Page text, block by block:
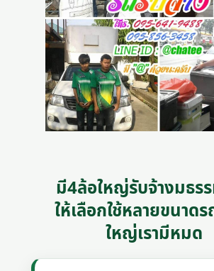
มี4ล้อใหญ่รับจ้างมธร
ให้เลือกใช้หลายขนาด
ใหญ่เรามีหมด